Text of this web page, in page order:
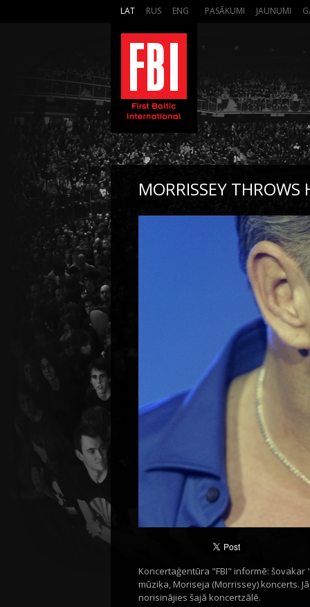
LAT RUS ENG PASĀKUMI JAUNUMI
MORRISSEY
Koncertaģentūra "FBI" informē:
mūziķa, Moriseja (Morrissey) koncerts.
norisinājies šajā koncertzālē.